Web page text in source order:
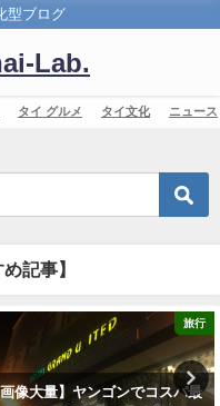
型ブログ
Lab.
タイ グルメ タイ文化 ニュース
記事】
タイ生活情報
日本のSIMロック未解除iPhoneを